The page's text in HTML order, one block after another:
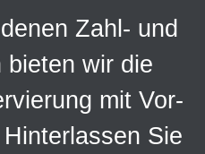
Zahl- und
bieten wir die
mit Vor-
Sie